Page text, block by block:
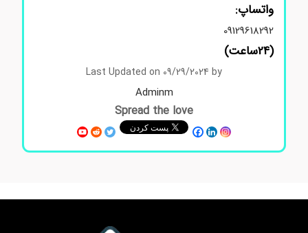
واتساپ:
09129618292
Last Updated on 09/29/2024 by
Adminm
Spread the love